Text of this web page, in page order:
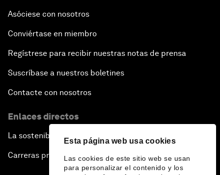
Esta página web usa cookies
Las cookies de este sitio web se usan
para personalizar el contenido y los
Asóciese con nosotros
Conviértase en miembro
Regístrese para recibir nuestras notas de prensa
Suscríbase a nuestros boletines
Contacte con nosotros
Enlaces directos
La sostenibilidad en el Foro
Carreras profesionales